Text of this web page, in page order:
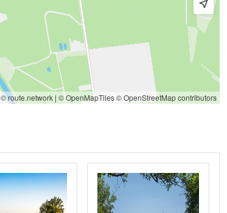
© route.network | © OpenMapTiles© OpenStreetMap contributors